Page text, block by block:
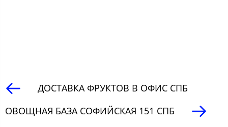
ДОСТАВКА ФРУКТОВ В ОФИС СПБ
ОВОЩНАЯ БАЗА СОФИЙСКАЯ 151 СПБ